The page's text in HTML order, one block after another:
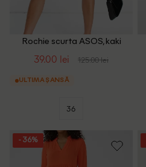
Rochie scurta ASOS, kaki
39.00 lei 125.00 lei
ULTIMA ȘANSĂ
36
- 36%